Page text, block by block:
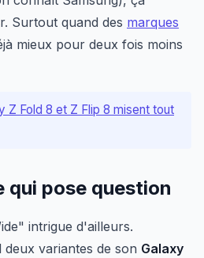
Surtout quand des marques
mieux pour deux fois moins
Z Fold 8 et Z Flip 8 misent tout
qui pose question
intrigue d'ailleurs.
variantes de son Galaxy